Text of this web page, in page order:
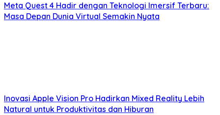
Meta Quest 4 Hadir dengan Teknologi Imersif Terbaru:
Masa Depan Dunia Virtual Semakin Nyata
Inovasi Apple Vision Pro Hadirkan Mixed Reality Lebih
Natural untuk Produktivitas dan Hiburan